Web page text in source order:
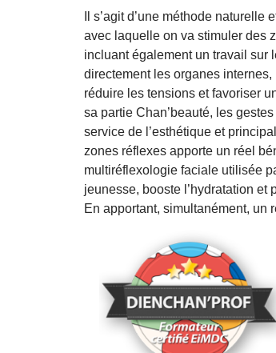
Il s’agit d’une méthode naturelle
avec laquelle on va stimuler des
incluant également un travail sur
directement les organes
réduire les tensions et favoriser
sa partie Chan’beauté, les
service de l’esthétique et
zones réflexes apporte un réel
multiréflexologie faciale utilisée
jeunesse, booste l’hydratation et
En apportant, simultanément, un